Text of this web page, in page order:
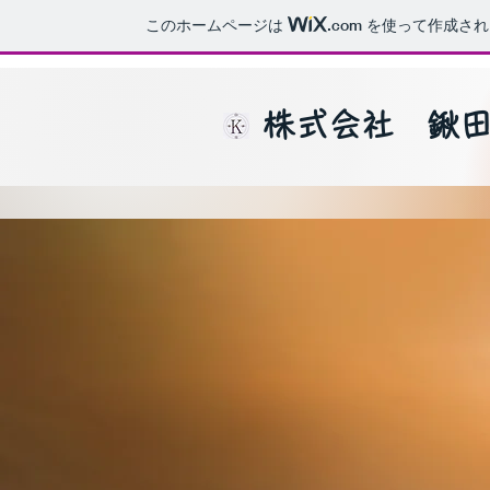
このホームページは .com を使って作成さ
株式会社 鍬